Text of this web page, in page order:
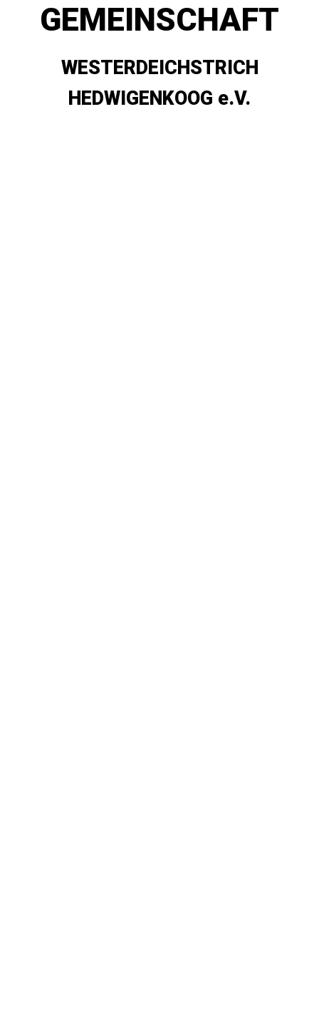
GEMEINSCHAFT
WESTERDEICHSTRICH
HEDWIGENKOOG e.V.